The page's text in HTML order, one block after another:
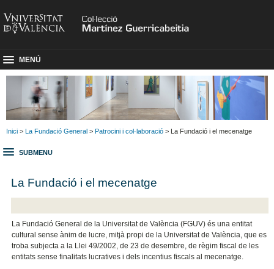
MENÚ
Inici > La Fundació General > Patrocini i col·laboració > La Fundació i el mecenatge
SUBMENU
La Fundació i el mecenatge
La Fundació General de la Universitat de València (FGUV) és una entitat
cultural sense ànim de lucre, mitjà propi de la Universitat de València, que es
troba subjecta a la Llei 49/2002, de 23 de desembre, de règim fiscal de les
entitats sense finalitats lucratives i dels incentius fiscals al mecenatge.